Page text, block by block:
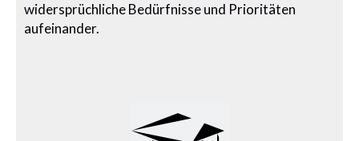
widersprüchliche Bedürfnisse und Prioritäten
aufeinander.